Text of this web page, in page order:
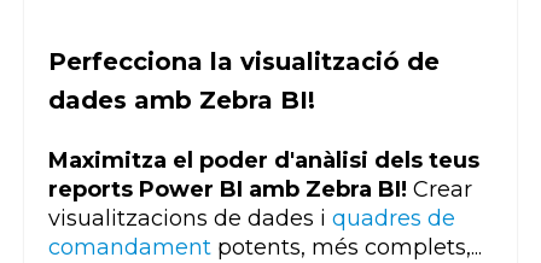
Perfecciona la visualització de
dades amb Zebra BI!
Maximitza el poder d'anàlisi dels teus
reports Power BI amb Zebra BI! Crear
visualitzacions de dades i quadres de
comandament potents, més complets,...